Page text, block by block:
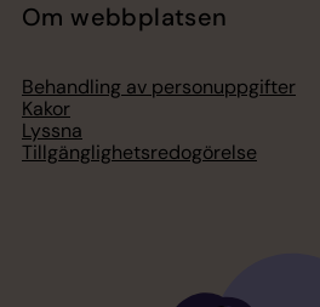
Om webbplatsen
Behandling av personuppgifter
Kakor
Lyssna
Tillgänglighetsredogörelse